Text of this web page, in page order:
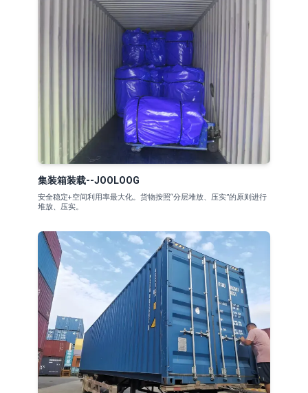
集装箱装载--JOOLOOG
安全稳定+空间利用率最大化。货物按照“分层堆放、压实”的原则进行
堆放、压实。